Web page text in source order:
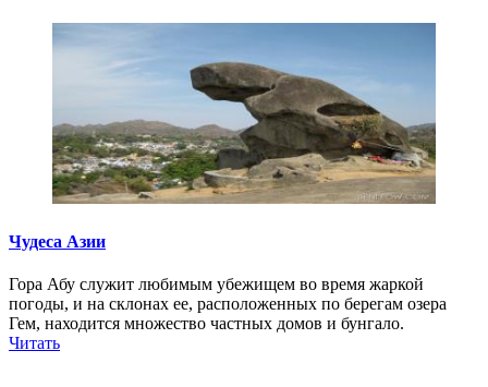
Чудеса Азии
Гора Абу служит любимым убежищем во время жаркой
погоды, и на склонах ее, расположенных по берегам озера
Гем, находится множество частных домов и бунгало.
Читать